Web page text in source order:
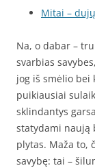
Mitai –
Na, o dabar –
svarbias
jog iš smėlio bei
puikiausiai
sklindantys
statydami naują
plytas. Maža to,
savybę: tai –